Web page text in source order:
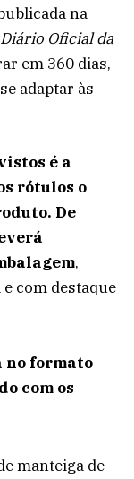
na
Diário Oficial da
em 360 dias,
adaptar às
é a
rótulos o
De
,
com destaque
no formato
com os
manteiga de